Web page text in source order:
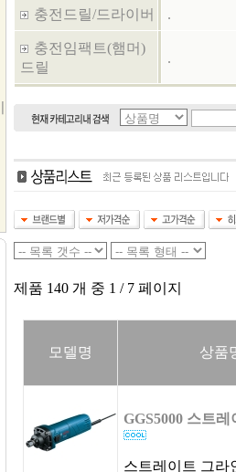
충전드릴/드라이버 .
충전임팩트(햄머)
드릴
.
제품 140 개 중 1 / 7 페이지
모델명 상품
GGS5000 스트
스트레이트 그라